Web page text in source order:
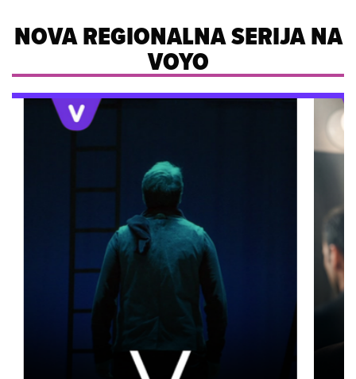
NOVA REGIONALNA SERIJA NA
VOYO